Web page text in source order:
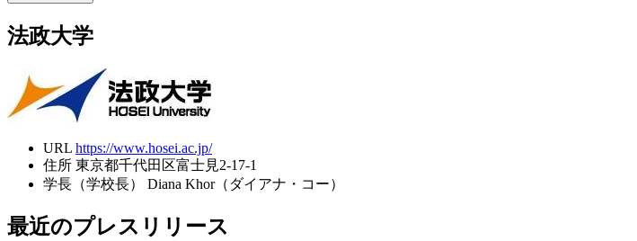
法政大学
URL https://www.hosei.ac.jp/
住所 東京都千代田区富士見2-17-1
学長（学校長）
Diana Khor（ダイアナ・コー）
最近のプレスリリース